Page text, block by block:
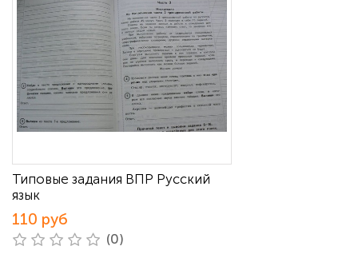
Типовые задания ВПР Русский
язык
110 руб
(0)